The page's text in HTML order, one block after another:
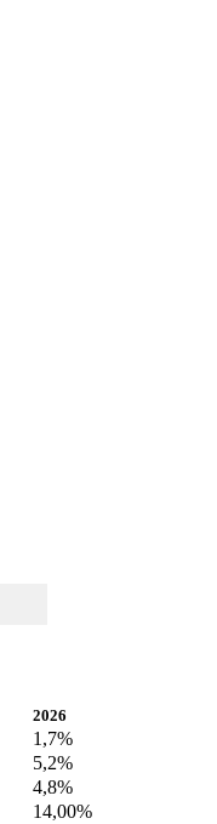
2026
1,7%
5,2%
4,8%
14,00%